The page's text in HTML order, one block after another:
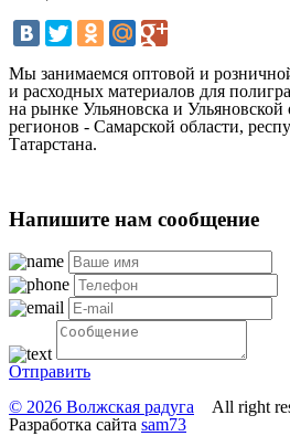
Мы занимаемся оптовой и
и расходных материалов для
на рынке Ульяновска и Ульяновской
регионов - Самарской области,
Татарстана.
Напишите нам сообщение
Отправить
© 2026 Волжская радуга All right
Разработка сайта sam73